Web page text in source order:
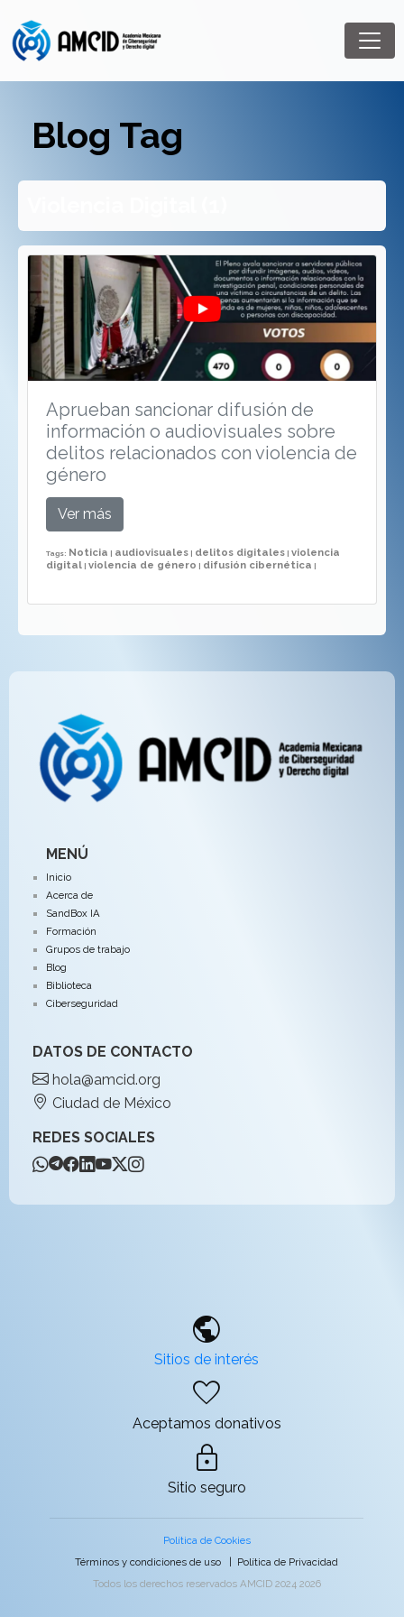
Blog Tag
Aprueban sancionar difusión de
información o audiovisuales sobre
delitos relacionados con violencia de
género
Ver más
Tags: Noticia | audiovisuales | delitos digitales | violencia
digital | violencia de género | difusión cibernética |
MENÚ
Inicio
Acerca de
SandBox IA
Formación
Grupos de trabajo
Blog
Biblioteca
Ciberseguridad
DATOS DE CONTACTO
hola@amcid.org
Ciudad de México
REDES SOCIALES
public
Sitios de interés
favorite
Aceptamos donativos
lock
Sitio seguro
Política de Cookies
Términos y condiciones de uso | Política de Privacidad
Todos los derechos reservados AMCID 2024 2026